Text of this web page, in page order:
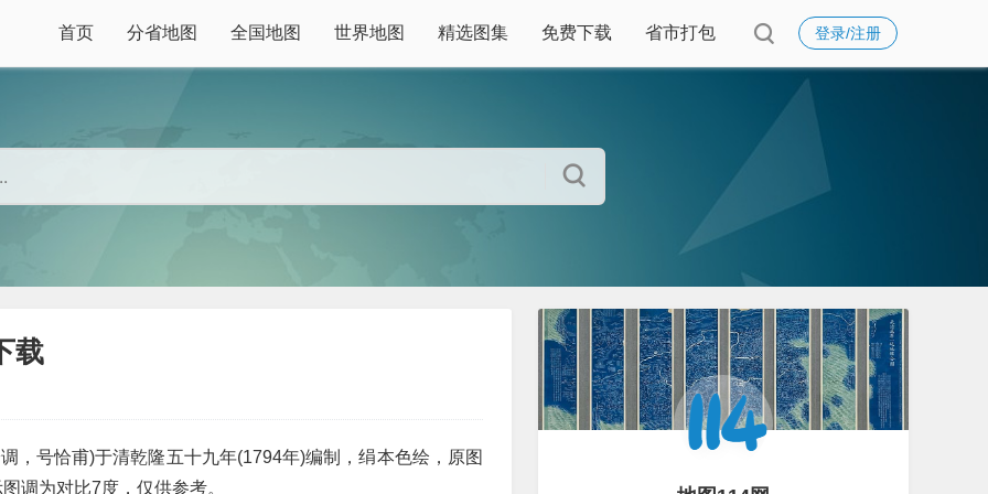
登录/注册
首页 分省地图 全国地图 世界地图 精选图集 免费下载 省市打包
载
号恰甫)于清乾隆五十九年(1794年)编制，绢本色绘，原图
调为对比7度，仅供参考。